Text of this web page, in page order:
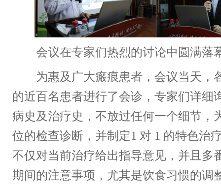
会议在专家们热烈的讨论中圆满落
为惠及广大瘢痕患者，会议当天，
的近百名患者进行了会诊，专家们详细
病史及治疗史，不放过任何一个细节，
位的检查诊断，并制定1 对 1 的特色治
不仅对当前治疗给出指导意见，并且多
期间的注意事项，尤其是饮食习惯的调